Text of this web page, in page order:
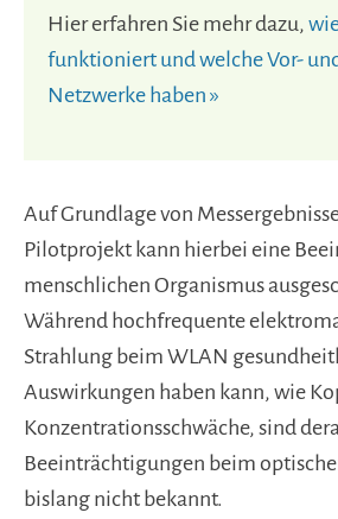
Hier erfahren Sie mehr dazu,
funktioniert und welche Vor-
Netzwerke haben »
Auf Grundlage von
Pilotprojekt kann hierbei eine
menschlichen Organismus
Während hochfrequente
Strahlung beim WLAN
Auswirkungen haben kann, wie
Konzentrationsschwäche, sind
Beeinträchtigungen beim
bislang nicht bekannt.